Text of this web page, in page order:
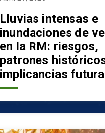
Lluvias intensas e
inundaciones de
en la RM: riesgos,
patrones
implicancias